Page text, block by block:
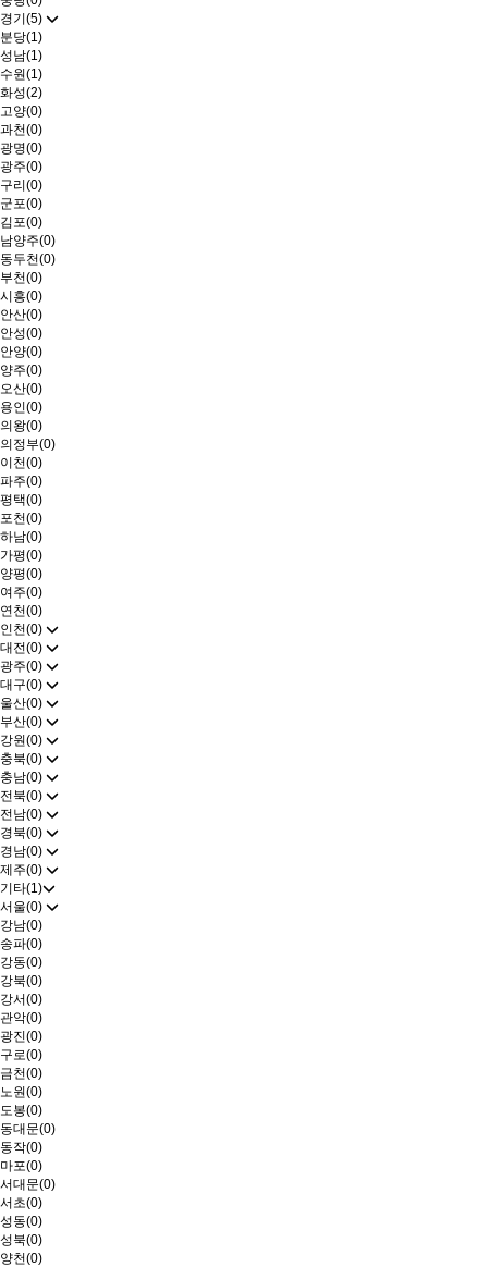
경기(5)
분당(1)
성남(1)
수원(1)
화성(2)
고양(0)
과천(0)
광명(0)
광주(0)
구리(0)
군포(0)
김포(0)
남양주(0)
동두천(0)
부천(0)
시흥(0)
안산(0)
안성(0)
안양(0)
양주(0)
오산(0)
용인(0)
의왕(0)
의정부(0)
이천(0)
파주(0)
평택(0)
포천(0)
하남(0)
가평(0)
양평(0)
여주(0)
연천(0)
인천(0)
대전(0)
광주(0)
대구(0)
울산(0)
부산(0)
강원(0)
충북(0)
충남(0)
전북(0)
전남(0)
경북(0)
경남(0)
제주(0)
기타(1)
서울(0)
강남(0)
송파(0)
강동(0)
강북(0)
강서(0)
관악(0)
광진(0)
구로(0)
금천(0)
노원(0)
도봉(0)
동대문(0)
동작(0)
마포(0)
서대문(0)
서초(0)
성동(0)
성북(0)
양천(0)